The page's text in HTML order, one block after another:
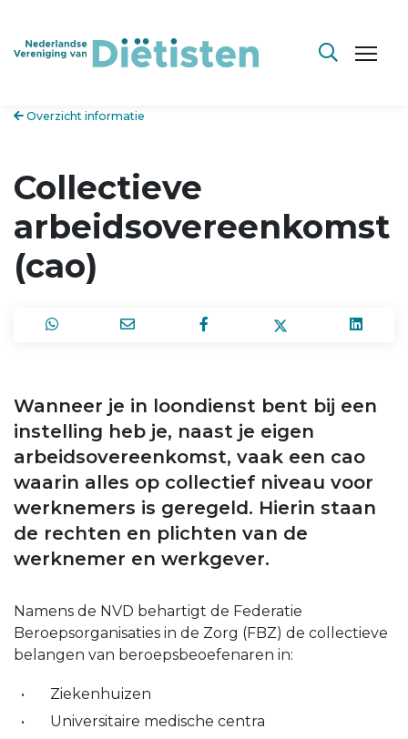
Overzicht informatie
Collectieve
arbeidsovereenkomst
(cao)
Wanneer je in loondienst bent bij een
instelling heb je, naast je eigen
arbeidsovereenkomst, vaak een cao
waarin alles op collectief niveau voor
werknemers is geregeld. Hierin staan
de rechten en plichten van de
werknemer en werkgever.
Namens de NVD behartigt de Federatie
Beroepsorganisaties in de Zorg (FBZ) de collectieve
belangen van beroepsbeoefenaren in:
Ziekenhuizen
Universitaire medische centra